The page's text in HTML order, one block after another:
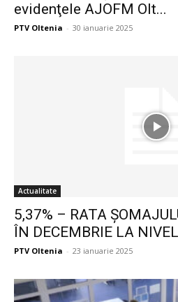
evidenţele AJOFM Olt...
PTV Oltenia - 30 ianuarie 2025
Actualitate
5,37% – RATA
ÎN DECEMBRIE LA
PTV Oltenia - 23 ianuarie 2025